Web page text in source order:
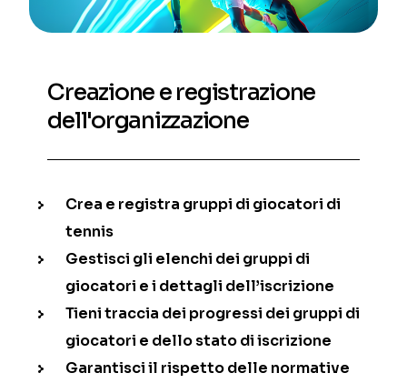
Creazione e registrazione
dell'organizzazione
Crea e registra gruppi di giocatori di
tennis
Gestisci gli elenchi dei gruppi di
giocatori e i dettagli dell’iscrizione
Tieni traccia dei progressi dei gruppi di
giocatori e dello stato di iscrizione
Garantisci il rispetto delle normative